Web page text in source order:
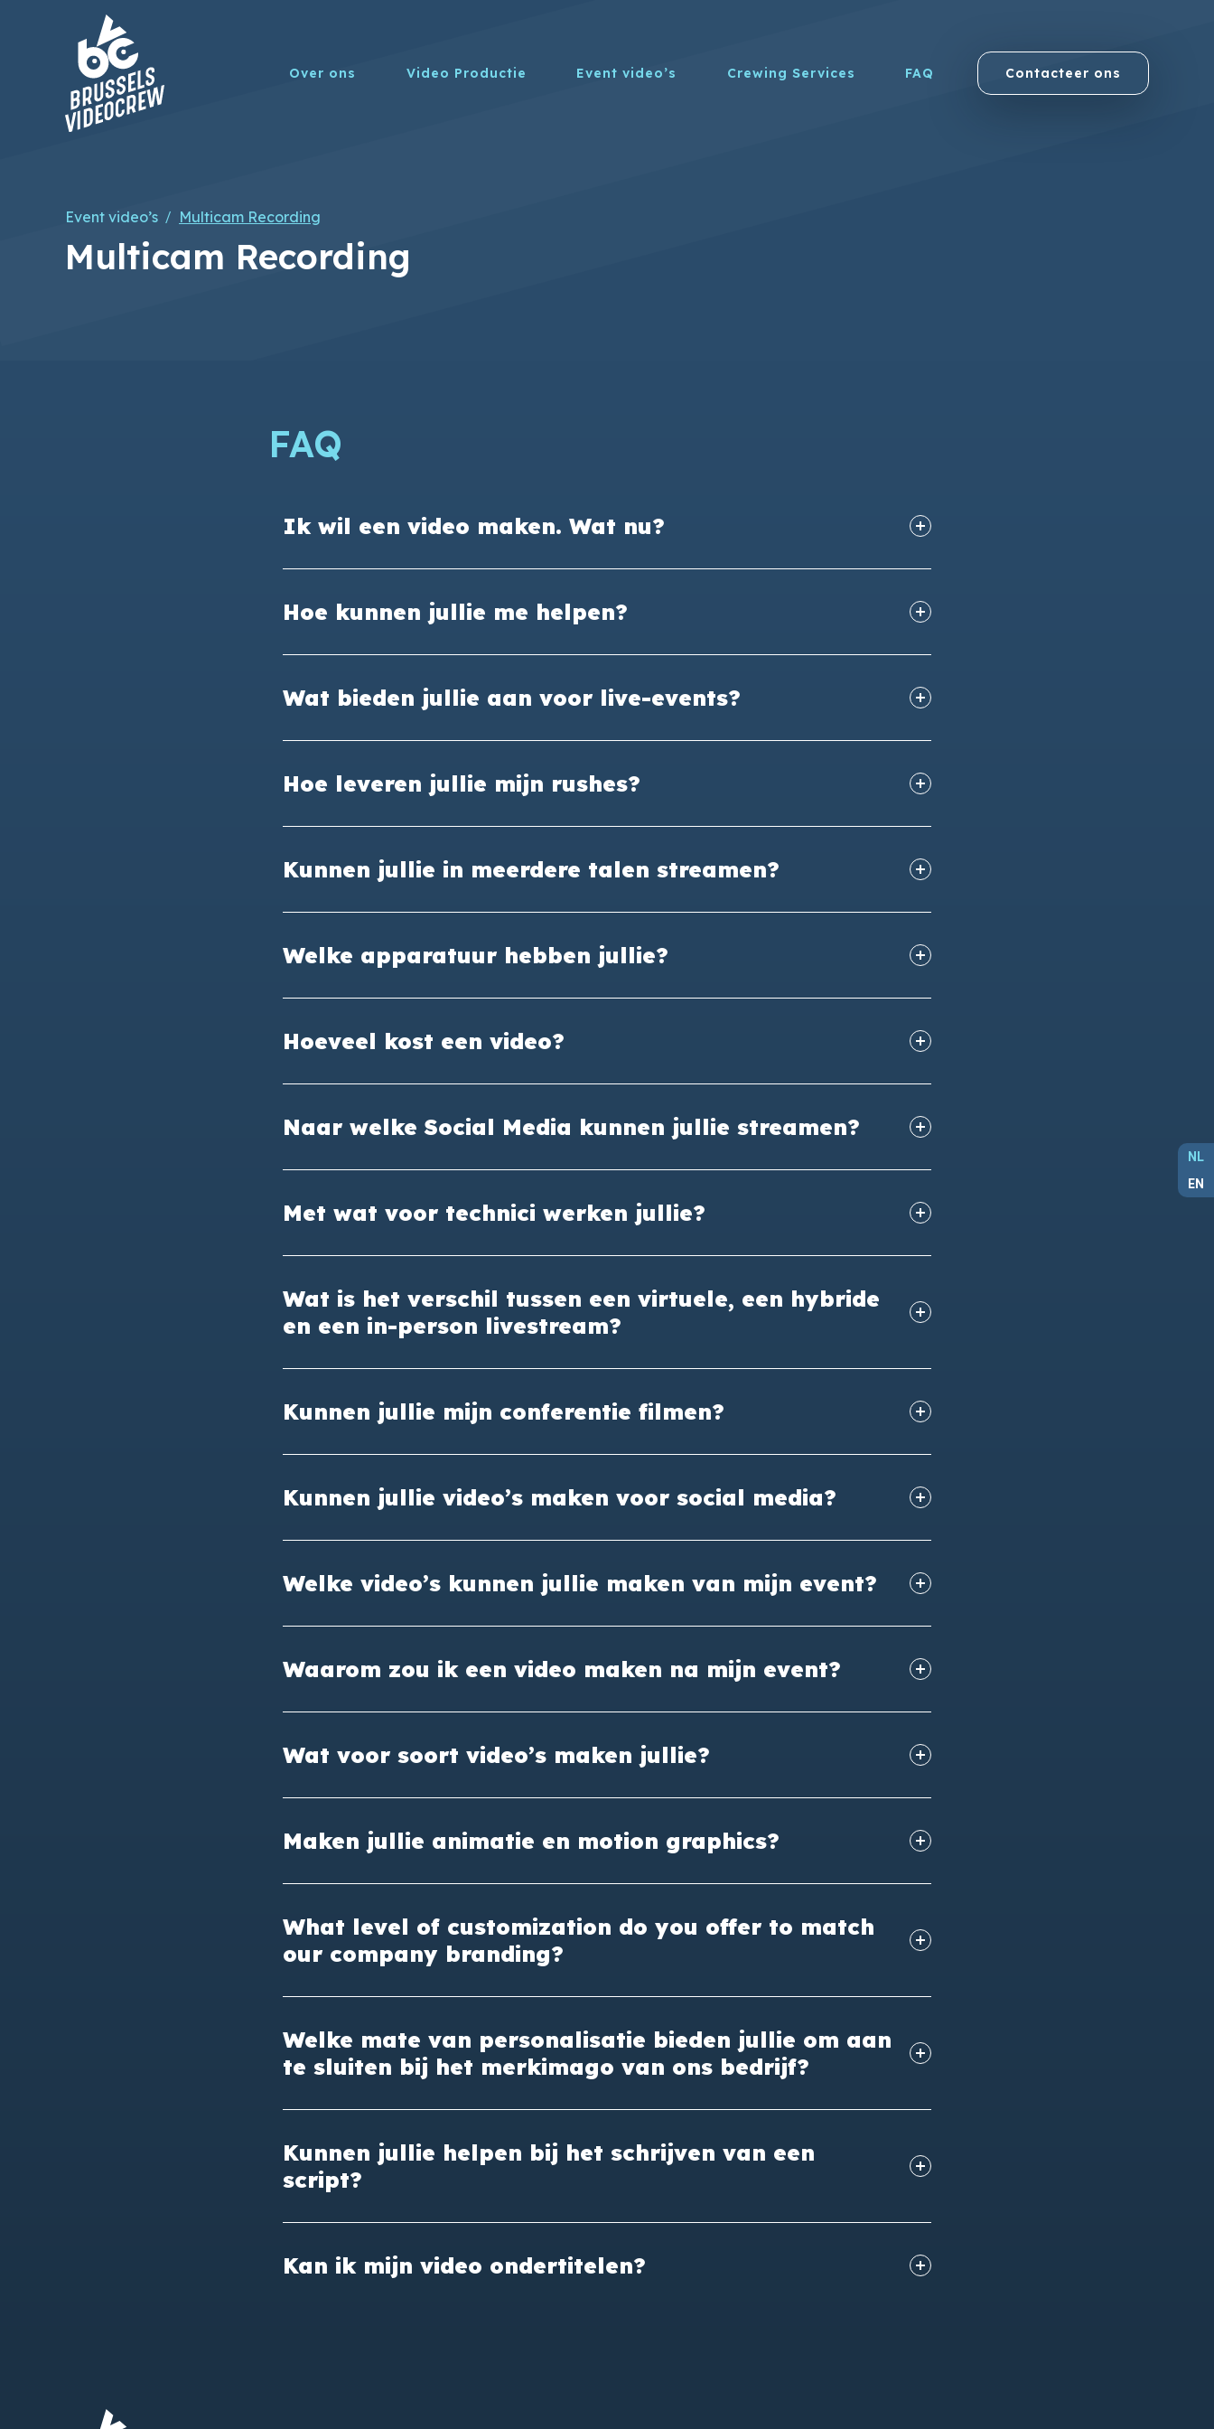
Over ons Video Productie Event video’s Crewing Services FAQ Contacteer ons
Event video’s / Multicam Recording
Multicam Recording
FAQ
Ik wil een video maken. Wat nu?
Hoe kunnen jullie me helpen?
Wat bieden jullie aan voor live-events?
Hoe leveren jullie mijn rushes?
Kunnen jullie in meerdere talen streamen?
Welke apparatuur hebben jullie?
Hoeveel kost een video?
Naar welke Social Media kunnen jullie streamen?
Met wat voor technici werken jullie?
Wat is het verschil tussen een virtuele, een hybride
en een in-person livestream?
Kunnen jullie mijn conferentie filmen?
Kunnen jullie video’s maken voor social media?
Welke video’s kunnen jullie maken van mijn event?
Waarom zou ik een video maken na mijn event?
Wat voor soort video’s maken jullie?
Maken jullie animatie en motion graphics?
What level of customization do you offer to match
our company branding?
Welke mate van personalisatie bieden jullie om aan
te sluiten bij het merkimago van ons bedrijf?
Kunnen jullie helpen bij het schrijven van een
script?
Kan ik mijn video ondertitelen?
NL
EN